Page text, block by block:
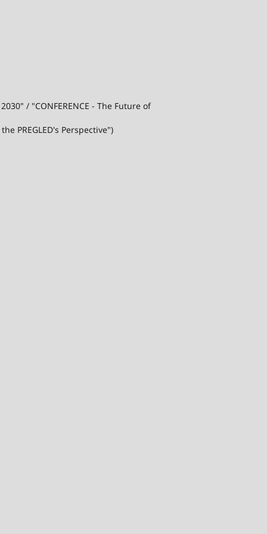
/ "CONFERENCE - The Future of
PREGLED's Perspective")